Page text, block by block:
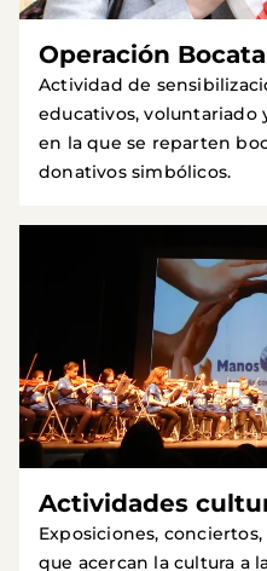
Operación Bocata
Actividad de
educativos, voluntariado
en la que se reparten
donativos simbólicos.
Actividades
Exposiciones,
que acercan la cultura a